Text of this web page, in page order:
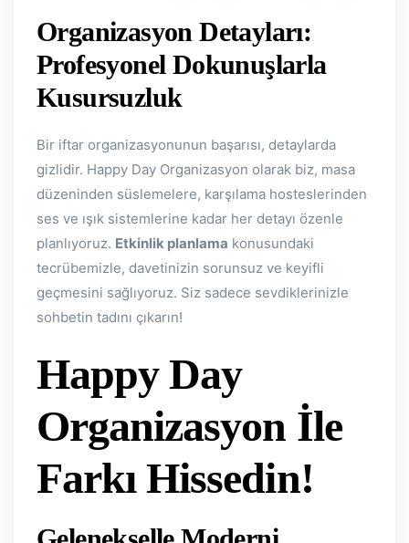
Organizasyon Detayları:
Profesyonel Dokunuşlarla
Kusursuzluk
Bir iftar organizasyonunun başarısı, detaylarda
gizlidir. Happy Day Organizasyon olarak biz, masa
düzeninden süslemelere, karşılama hosteslerinden
ses ve ışık sistemlerine kadar her detayı özenle
planlıyoruz. Etkinlik planlama konusundaki
tecrübemizle, davetinizin sorunsuz ve keyifli
geçmesini sağlıyoruz. Siz sadece sevdiklerinizle
sohbetin tadını çıkarın!
Happy Day
Organizasyon İle
Farkı Hissedin!